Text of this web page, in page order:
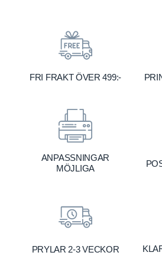
FRI FRAKT ÖVER 499:-
ANPASSNINGAR
MÖJLIGA
PRYLAR 2-3 VECKOR